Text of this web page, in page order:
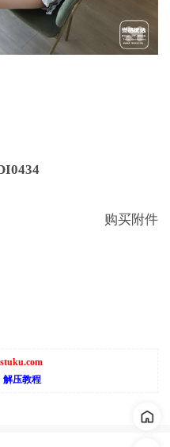
购买附件
解压教程